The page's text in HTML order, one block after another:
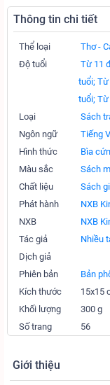
Thông tin chi tiết
Thể loại
Thơ -
Độ tuổi
Từ 11
tuổi; Từ
tuổi; Từ
Loại
Sách
Ngôn ngữ
Tiếng
Hình thức
Bìa
Màu sắc
Sách
Chất liệu
Sách
Phát hành
NXB
NXB
NXB
Tác giả
Nhiều
Dịch giả
Phiên bản
Bản
Kích thước
15x15
Khối lượng
300 g
Số trang
56
Giới thiệu